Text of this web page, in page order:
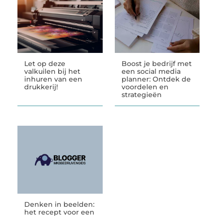
Let op deze
valkuilen bij het
inhuren van een
drukkerij!
Boost je bedrijf met
een social media
planner: Ontdek de
voordelen en
strategieën
Denken in beelden:
het recept voor een